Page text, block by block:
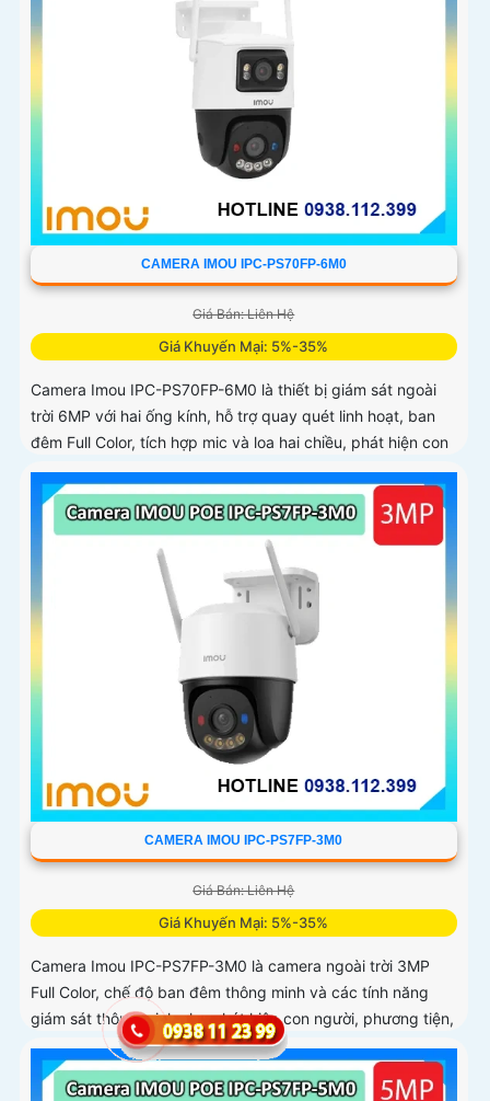
CAMERA IMOU IPC-PS70FP-6M0
Giá Bán: Liên Hệ
Giá Khuyến Mại: 5%-35%
Camera Imou IPC-PS70FP-6M0 là thiết bị giám sát ngoài
trời 6MP với hai ống kính, hỗ trợ quay quét linh hoạt, ban
đêm Full Color, tích hợp mic và loa hai chiều, phát hiện con
người và phương tiện, phù hợp lắp đặt cho gia đình, cửa
hàng và văn phòng
CAMERA IMOU IPC-PS7FP-3M0
Giá Bán: Liên Hệ
Giá Khuyến Mại: 5%-35%
Camera Imou IPC-PS7FP-3M0 là camera ngoài trời 3MP
Full Color, chế độ ban đêm thông minh và các tính năng
giám sát thông minh như phát hiện con người, phương tiện,
phù hợp lắp đặt tại nhà, văn phòng hoặc cửa hàng, bảo vệ
an ninh hiệu quả